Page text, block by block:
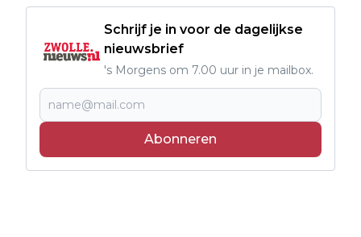
Schrijf je in voor de dagelijkse
nieuwsbrief
's Morgens om 7.00 uur in je mailbox.
Abonneren